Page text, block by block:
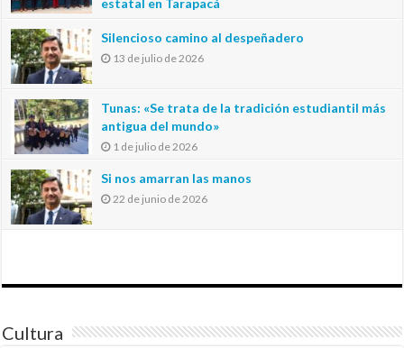
Silencioso camino al despeñadero
13 de julio de 2026
Tunas: «Se trata de la tradición estudiantil más
antigua del mundo»
1 de julio de 2026
Si nos amarran las manos
22 de junio de 2026
Cultura